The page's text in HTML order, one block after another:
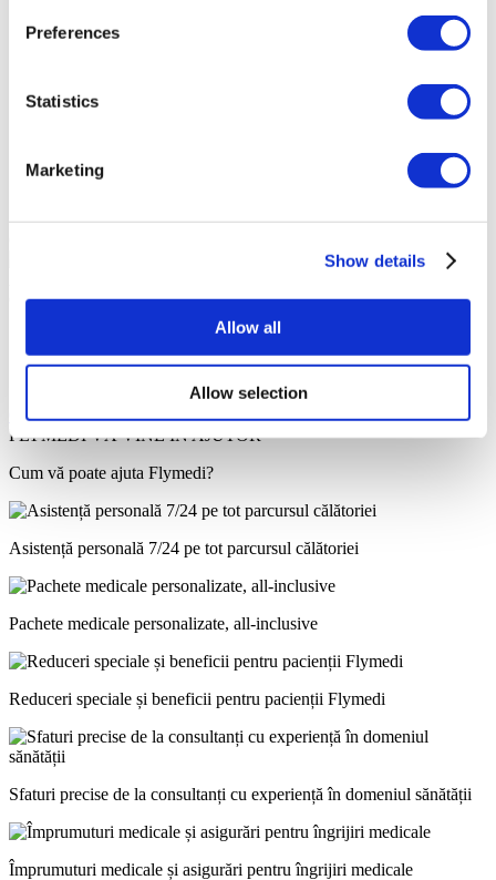
Preferences
Statistics
Marketing
Show details
Allow all
Allow selection
Accesibil pentru persoanele cu dizabilități
Toaletă accesibilă pentru scaun cu rotile
Consultantul dumneavoastră personal de sănătate
Consultație gratuită online
Prioritate pentru programări
Obțineți o Consultație Gratuită
FLYMEDI VĂ VINE ÎN AJUTOR
Cum vă poate ajuta Flymedi?
Asistență personală 7/24 pe tot parcursul călătoriei
Pachete medicale personalizate, all-inclusive
Reduceri speciale și beneficii pentru pacienții Flymedi
Sfaturi precise de la consultanți cu experiență în domeniul sănătății
Împrumuturi medicale și asigurări pentru îngrijiri medicale